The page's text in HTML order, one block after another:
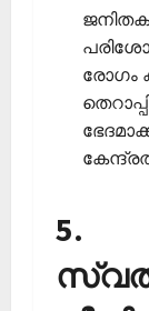
ജനിതക
രോഗം
5.